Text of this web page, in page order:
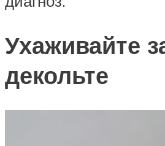
Ухаживайте
декольте